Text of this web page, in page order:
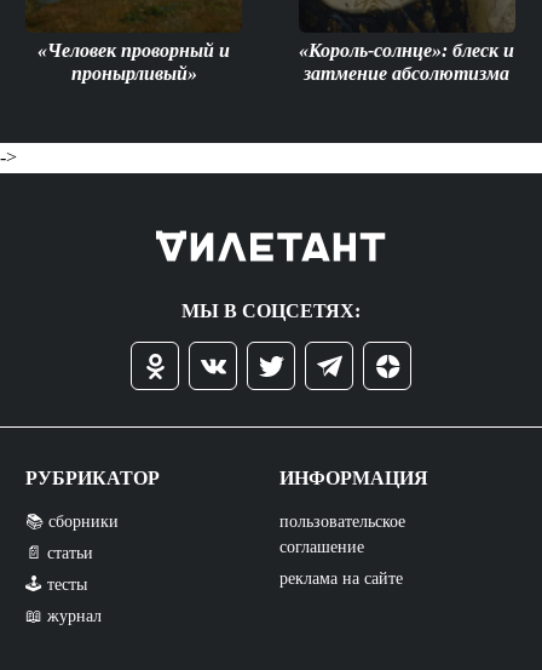
«Человек проворный и
пронырливый»
«Король-солнце»: блеск и
затмение абсолютизма
->
МЫ В СОЦСЕТЯХ:
РУБРИКАТОР
📚 сборники
📄 статьи
🕹️ тесты
📖 журнал
ИНФОРМАЦИЯ
пользовательское
соглашение
реклама на сайте